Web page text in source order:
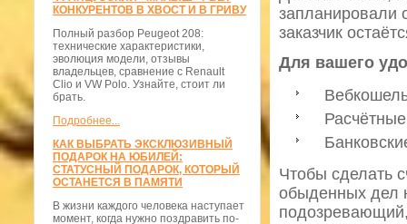
КОНКУРЕНТОВ В ХВОСТ И В ГРИВУ
Полный разбор Peugeot 208:
технические характеристики,
эволюция модели, отзывы
владельцев, сравнение с Renault
Clio и VW Polo. Узнайте, стоит ли
брать.
Подробнее...
КАК ВЫБРАТЬ ЭКСКЛЮЗИВНЫЙ
ПОДАРОК НА ЮБИЛЕЙ:
СТАТУСНЫЙ ПОДАРОК, КОТОРЫЙ
ОСТАНЕТСЯ В ПАМЯТИ
В жизни каждого человека наступает
момент, когда нужно поздравить по-
запланировали
заказчик
Для вашего
Расчётные
Чтобы сделать
обыденных дел